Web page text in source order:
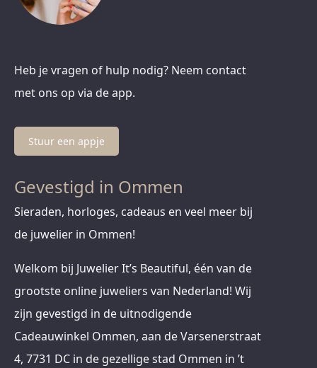
Heb je vragen of hulp nodig? Neem contact
met ons op via de app.
Stuur een appje
Gevestigd in Ommen
Sieraden, horloges, cadeaus en veel meer bij
de juwelier in Ommen!
Welkom bij Juwelier It’s Beautiful, één van de
grootste online juweliers van Nederland! Wij
zijn gevestigd in de uitnodigende
Cadeauwinkel Ommen, aan de Varsenerstraat
4, 7731 DC in de gezellige stad Ommen in ’t